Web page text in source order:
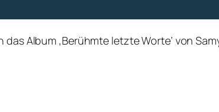
Album ‚Berühmte letzte Worte‘ von